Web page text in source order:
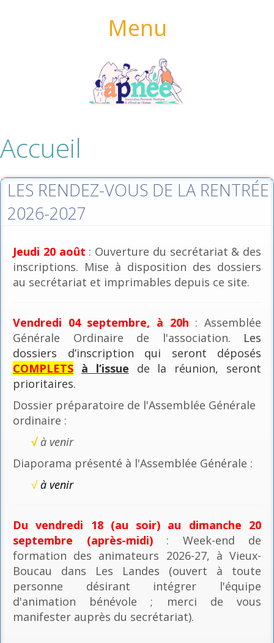
Menu
Accueil
LES RENDEZ-VOUS DE LA RENTRÉE
2026-2027
Jeudi 20 août : Ouverture du secrétariat & des
inscriptions. Mise à disposition des dossiers
au secrétariat et imprimables depuis ce site.
Vendredi 04 septembre, à 20h : Assemblée
Générale Ordinaire de l'association. Les
dossiers d’inscription qui seront déposés
COMPLETS à l’issue de la réunion, seront
prioritaires.
Dossier préparatoire de l'Assemblée Générale
ordinaire :
√ à venir
Diaporama présenté à l'Assemblée Générale :
√à venir
Du vendredi 18 (au soir) au dimanche 20
septembre (après-midi): Week-end de
formation des animateurs 2026-27, à Vieux-
Boucau dans Les Landes (ouvert à toute
personne désirant intégrer l'équipe
d'animation bénévole ; merci de vous
manifester auprès du secrétariat).